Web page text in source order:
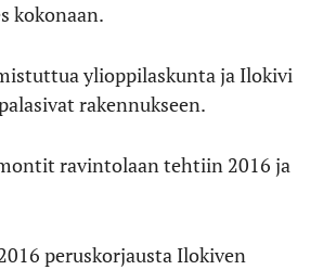
kokonaan.
ylioppilaskunta ja Ilokivi
rakennukseen.
ravintolaan tehtiin 2016 ja
peruskorjausta Ilokiven